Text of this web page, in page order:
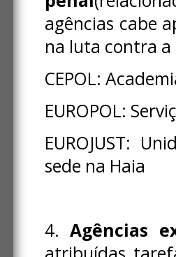
agências cabe
na luta contra
CEPOL:
EUROPOL:
EUROJUST:
sede na Haia
4.Agências